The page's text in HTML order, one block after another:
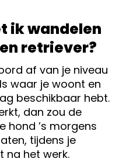
ik wandelen
retriever?
af van je niveau
waar je woont en
beschikbaar hebt.
dan zou de
hond ’s morgens
tijdens je
na het werk.